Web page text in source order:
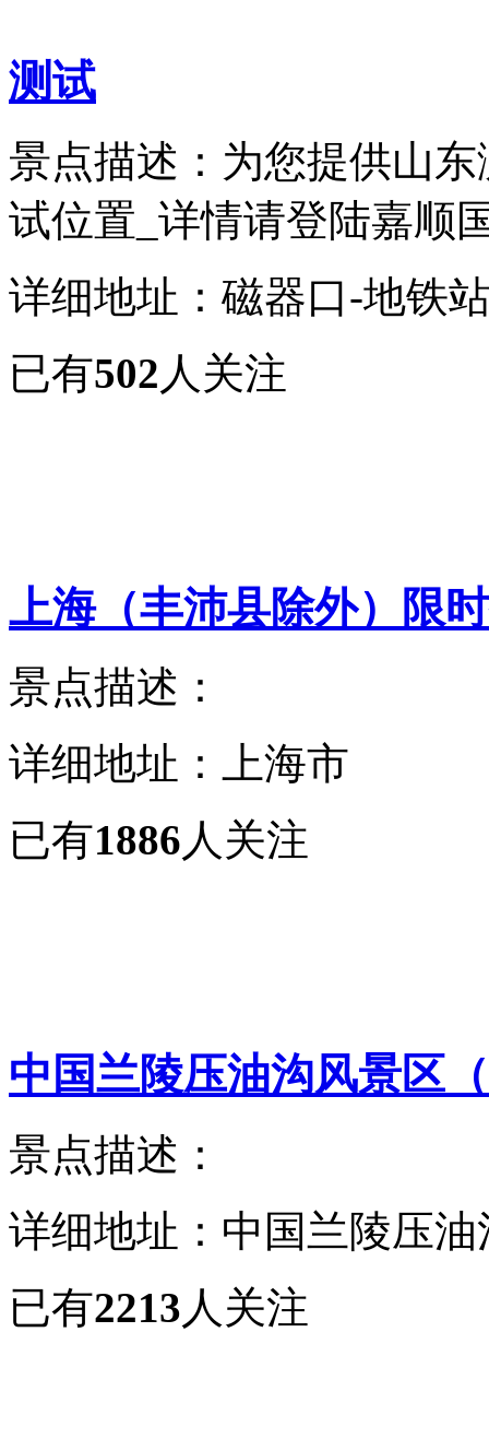
测试
景点描述：为您提供山
试位置_详情请登陆嘉顺
详细地址：磁器口-地铁
已有502 人关注
上海（丰沛县除外）限
景点描述：
详细地址：上海市
已有1886人关注
中国兰陵压油沟风景区
景点描述：
详细地址：中国兰陵压
已有2213人关注